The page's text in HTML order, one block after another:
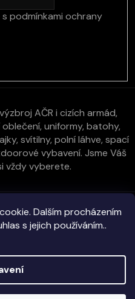
Dalším procházením
s jejich používáním..
podmínkami ochrany
AČR i cizích armád,
uniformy, batohy,
svítilny, polní láhve, spací
vybavení. Jsme Váš
vždy vyberete.